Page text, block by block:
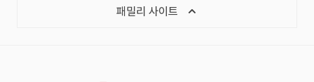
패밀리 사이트 목록 열기